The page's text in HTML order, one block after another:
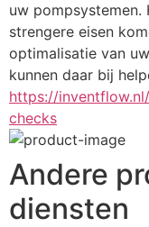
uw pompsystemen.
strengere eisen
optimalisatie van
kunnen daar bij
https://
checks
Andere
diensten